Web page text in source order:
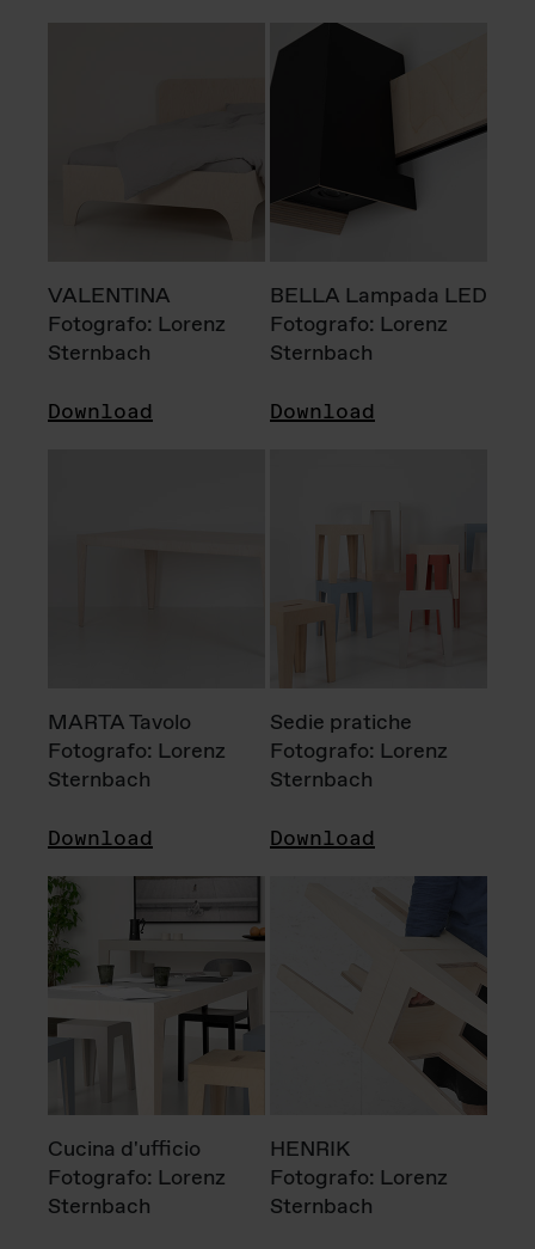
VALENTINA
Fotografo: Lorenz
Sternbach
Download
BELLA Lampada LED
Fotografo: Lorenz
Sternbach
Download
MARTA Tavolo
Fotografo: Lorenz
Sternbach
Download
Sedie pratiche
Fotografo: Lorenz
Sternbach
Download
Cucina d'ufficio
Fotografo: Lorenz
Sternbach
HENRIK
Fotografo: Lorenz
Sternbach